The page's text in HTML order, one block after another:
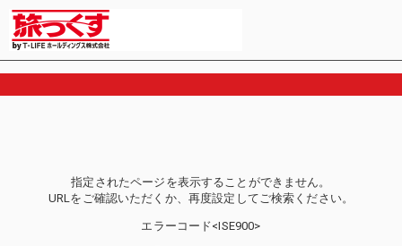
指定されたページを表示することができません。
URLをご確認いただくか、再度設定してご検索ください。
エラーコード<ISE900>